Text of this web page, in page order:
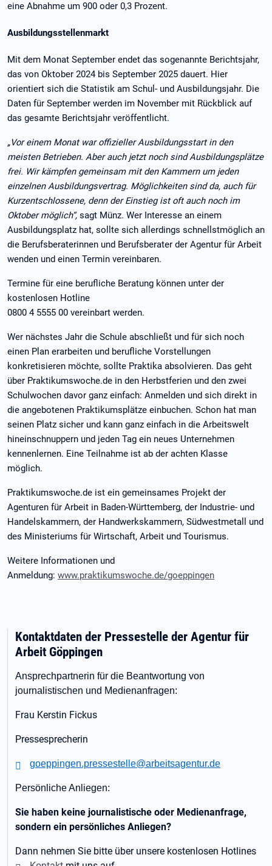
eine Abnahme um 900 oder 0,3 Prozent.
Ausbildungsstellenmarkt
Mit dem Monat September endet das sogenannte Berichtsjahr,
das von Oktober 2024 bis September 2025 dauert. Hier
orientiert sich die Statistik am Schul- und Ausbildungsjahr. Die
Daten für September werden im November mit Rückblick auf
das gesamte Berichtsjahr veröffentlicht.
„Vor einem Monat war offizieller Ausbildungsstart in den
meisten Betrieben. Aber auch jetzt noch sind Ausbildungsplätze
frei. Wir kämpfen gemeinsam mit den Kammern um jeden
einzelnen Ausbildungsvertrag. Möglichkeiten sind da, auch für
Kurzentschlossene, denn der Einstieg ist oft auch noch im
Oktober möglich“, sagt Münz. Wer Interesse an einem
Ausbildungsplatz hat, sollte sich allerdings schnellstmöglich an
die Berufsberaterinnen und Berufsberater der Agentur für Arbeit
wenden und einen Termin vereinbaren.
Termine für eine berufliche Beratung können unter der
kostenlosen Hotline
0800 4 5555 00 vereinbart werden.
Wer nächstes Jahr die Schule abschließt und für sich noch
einen Plan erarbeiten und berufliche Vorstellungen
konkretisieren möchte, sollte Praktika absolvieren. Das geht
über Praktikumswoche.de in den Herbstferien und den zwei
Schulwochen davor ganz einfach: Anmelden und sich direkt in
die angebotenen Praktikumsplätze einbuchen. Schon hat man
seinen Platz sicher und kann ganz einfach in die Arbeitswelt
hineinschnuppern und jeden Tag ein neues Unternehmen
kennenlernen. Eine Teilnahme ist ab der achten Klasse
möglich.
Praktikumswoche.de ist ein gemeinsames Projekt der
Agenturen für Arbeit in Baden-Württemberg, der Industrie- und
Handelskammern, der Handwerkskammern, Südwestmetall und
des Ministeriums für Wirtschaft, Arbeit und Tourismus.
Weitere Informationen und
Anmeldung: www.praktikumswoche.de/goeppingen
Kontaktdaten der Pressestelle der Agentur für
Arbeit Göppingen
Ansprechpartnerin für die Beantwortung von
journalistischen und Medienanfragen:
Frau Kerstin Fickus
Pressesprecherin
goeppingen.pressestelle@arbeitsagentur.de
Persönliche Anliegen:
Sie haben keine journalistische oder Medienanfrage,
sondern ein persönliches Anliegen?
Dann nehmen Sie bitte über unsere kostenlosen Hotlines